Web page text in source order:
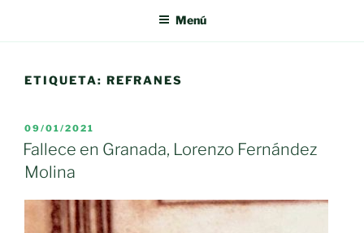
Menú
ETIQUETA: REFRANES
PUBLICADO
EL
09/01/2021
Fallece en Granada, Lorenzo Fernández
Molina